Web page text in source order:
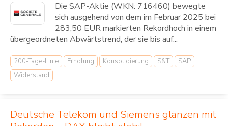
Die SAP-Aktie (WKN: 716460) bewegte
sich ausgehend von dem im Februar 2025 bei
283,50 EUR markierten Rekordhoch in einem
übergeordneten Abwärtstrend, der sie bis auf...
200-Tage-Linie Erholung Konsolidierung S&T
SAP
Widerstand
Deutsche Telekom und Siemens glänzen mit